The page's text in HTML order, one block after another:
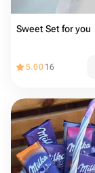
Sweet Set for you
5.00 16